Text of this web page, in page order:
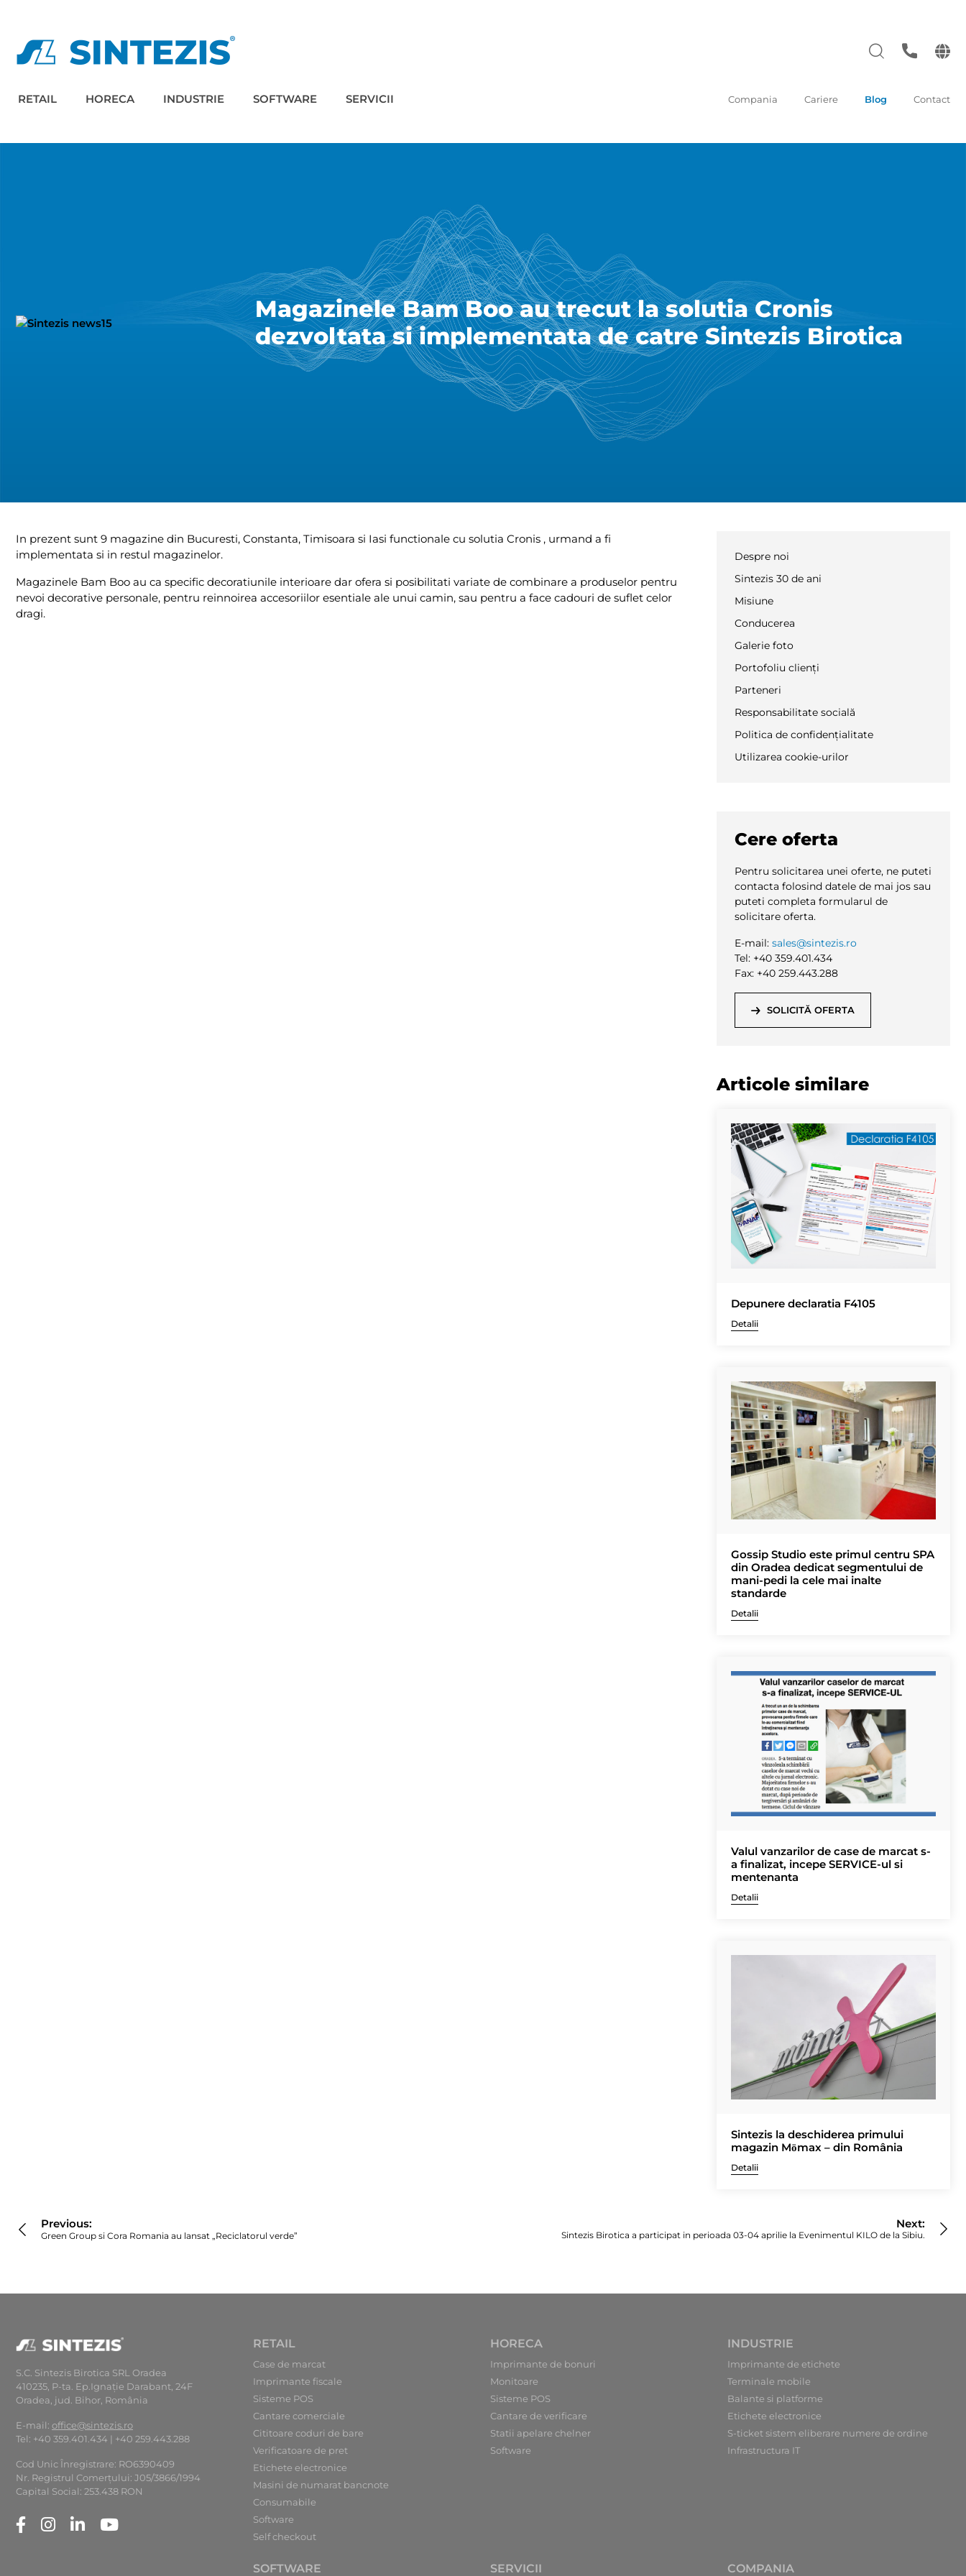
RETAIL HORECA INDUSTRIE SOFTWARE SERVICII Compania Cariere Blog Contact
Magazinele Bam Boo au trecut la solutia Cronis
dezvoltata si implementata de catre Sintezis Birotica
In prezent sunt 9 magazine din Bucuresti, Constanta, Timisoara si Iasi functionale cu solutia Cronis , urmand a fi
implementata si in restul magazinelor.
Magazinele Bam Boo au ca specific decoratiunile interioare dar ofera si posibilitati variate de combinare a produselor pentru
nevoi decorative personale, pentru reinnoirea accesoriilor esentiale ale unui camin, sau pentru a face cadouri de suflet celor
dragi.
Despre noi
Sintezis 30 de ani
Misiune
Conducerea
Galerie foto
Portofoliu clienți
Parteneri
Responsabilitate socială
Politica de confidențialitate
Utilizarea cookie-urilor
Cere oferta
Pentru solicitarea unei oferte, ne puteti
contacta folosind datele de mai jos sau
puteti completa formularul de
solicitare oferta.
E-mail: sales@sintezis.ro
Tel: +40 359.401.434
Fax: +40 259.443.288
SOLICITĂ OFERTA
Articole similare
Depunere declaratia F4105
Detalii
Gossip Studio este primul centru SPA
din Oradea dedicat segmentului de
mani-pedi la cele mai inalte
standarde
Detalii
Valul vanzarilor de case de marcat s-
a finalizat, incepe SERVICE-ul si
mentenanta
Detalii
Sintezis la deschiderea primului
magazin Mӧmax – din România
Detalii
în
articole
Previous:
Green Group si Cora Romania au lansat „Reciclatorul verde”
Next:
Sintezis Birotica a participat in perioada 03-04 aprilie la Evenimentul KILO de la Sibiu.
S.C. Sintezis Birotica SRL Oradea
410235, P-ta. Ep.Ignaţie Darabant, 24F
Oradea, jud. Bihor, România
E-mail: office@sintezis.ro
Tel: +40 359.401.434 | +40 259.443.288
Cod Unic Înregistrare: RO6390409
Nr. Registrul Comerţului: J05/3866/1994
Capital Social: 253.438 RON
RETAIL
Case de marcat
Imprimante fiscale
Sisteme POS
Cantare comerciale
Cititoare coduri de bare
Verificatoare de pret
Etichete electronice
Masini de numarat bancnote
Consumabile
Software
Self checkout
HORECA
Imprimante de bonuri
Monitoare
Sisteme POS
Cantare de verificare
Statii apelare chelner
Software
INDUSTRIE
Imprimante de etichete
Terminale mobile
Balante si platforme
Etichete electronice
S-ticket sistem eliberare numere de ordine
Infrastructura IT
SOFTWARE SERVICII COMPANIA